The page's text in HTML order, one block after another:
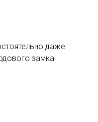
даже
замка